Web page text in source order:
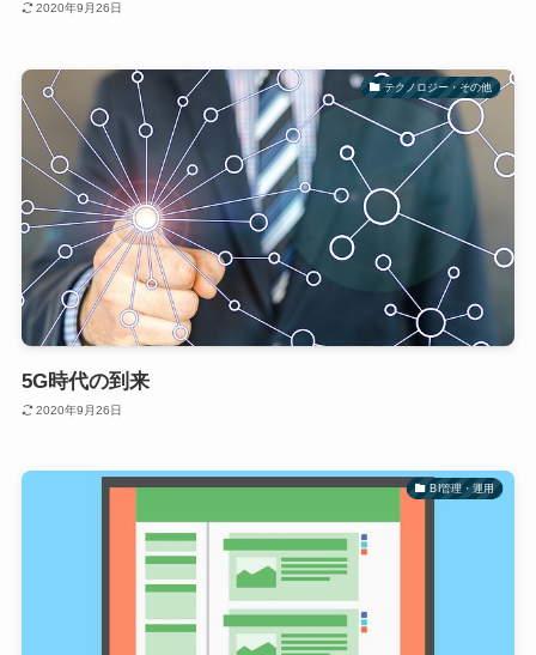
2020年9月26日
テクノロジー・その他
5G時代の到来
2020年9月26日
BI管理・運用